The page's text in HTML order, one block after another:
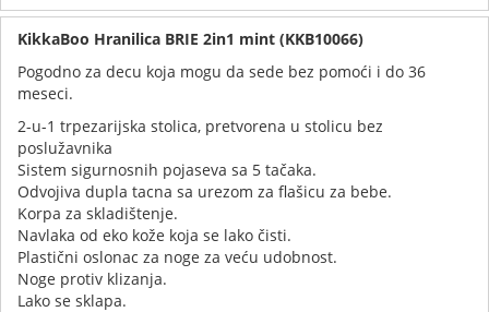
KikkaBoo Hranilica BRIE 2in1 mint (KKB10066)
Pogodno za decu koja mogu da sede bez pomoći i do 36
meseci.
2-u-1 trpezarijska stolica, pretvorena u stolicu bez
poslužavnika
Sistem sigurnosnih pojaseva sa 5 tačaka.
Odvojiva dupla tacna sa urezom za flašicu za bebe.
Korpa za skladištenje.
Navlaka od eko kože koja se lako čisti.
Plastični oslonac za noge za veću udobnost.
Noge protiv klizanja.
Lako se sklapa.